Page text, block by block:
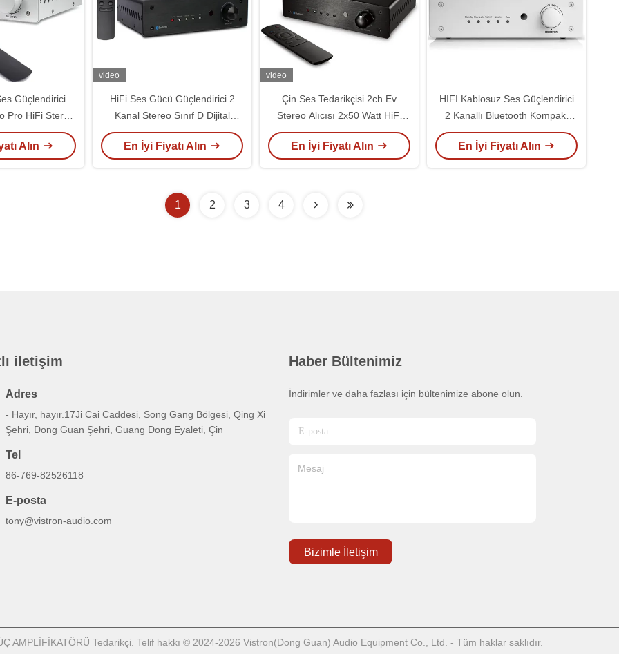
Güçlendirici
Pro HiFi Stereo
Güçlendirici
Alın
video
HiFi Ses Gücü Güçlendirici 2
Kanal Stereo Sınıf D Dijital
Entegre Bluetooth Güçlendirici
En İyi Fiyatı Alın
video
Çin Ses Tedarikçisi 2ch Ev
Stereo Alıcısı 2x50 Watt HiFi
Bluetooth Entegre Güçlendirici
En İyi Fiyatı Alın
HIFI Kablosuz Ses Güçlendirici
2 Kanallı Bluetooth Kompakt
Sınıf D Ses Alıcı Güçlendirici
En İyi Fiyatı Alın
1 2 3 4
iletişim
Adres
- Hayır, hayır.17Ji Cai Caddesi, Song Gang Bölgesi, Qing Xi
Şehri, Dong Guan Şehri, Guang Dong Eyaleti, Çin
Tel
86-769-82526118
E-posta
tony@vistron-audio.com
Haber Bültenimiz
İndirimler ve daha fazlası için bültenimize abone olun.
Bizimle İletişim
AMPLİFİKATÖRÜ Tedarikçi. Telif hakkı © 2024-2026 Vistron(Dong Guan) Audio Equipment Co., Ltd. - Tüm haklar saklıdır.